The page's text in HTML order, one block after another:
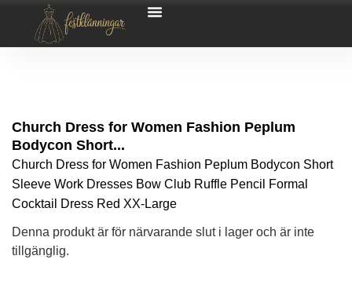
Church Dress for Women Fashion Peplum
Bodycon Short...
Church Dress for Women Fashion Peplum Bodycon Short
Sleeve Work Dresses Bow Club Ruffle Pencil Formal
Cocktail Dress Red XX-Large
Denna produkt är för närvarande slut i lager och är inte
tillgänglig.